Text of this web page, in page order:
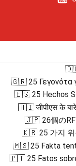
🇬🇷 25 Γεγονότα
🇪🇸 25 Hechos
🇭🇮 जीपीएस के
🇯🇵 26個の
🇰🇷 25 가지 위
🇲🇸 25 Fakta
🇵🇹 25 Fatos